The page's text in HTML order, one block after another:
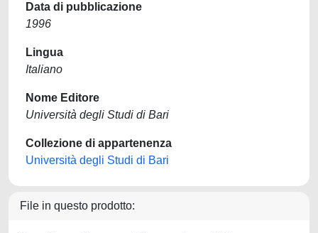
Data di pubblicazione
1996
Lingua
Italiano
Nome Editore
Università degli Studi di Bari
Collezione di appartenenza
Università degli Studi di Bari
File in questo prodotto: